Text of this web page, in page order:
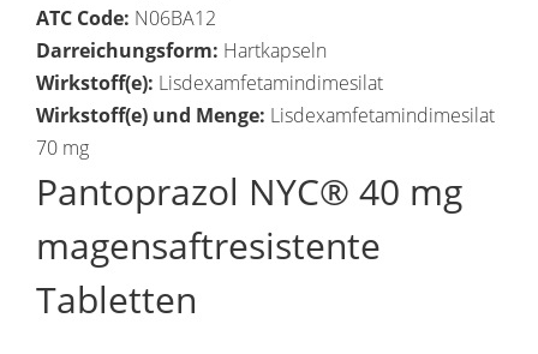
ATC Code: N06BA12
Darreichungsform: Hartkapseln
Wirkstoff(e): Lisdexamfetamindimesilat
Wirkstoff(e) und Menge: Lisdexamfetamindimesilat
70 mg
Pantoprazol NYC® 40 mg
magensaftresistente
Tabletten